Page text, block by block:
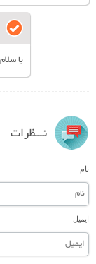
با
نـــظرات
نام
ایمیل